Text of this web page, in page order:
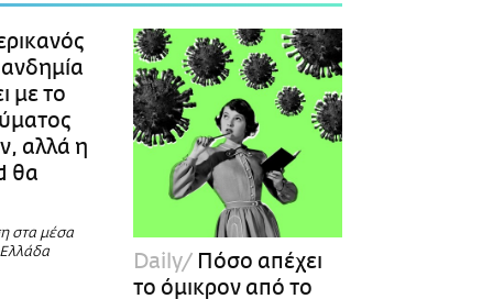
Οι Αθηναίοι
Απώλειες
Lgbtqi+
Επιλογές
με το
αλλά η
θα
στα μέσα
Daily Πόσο απέχει
το όμικρον από το